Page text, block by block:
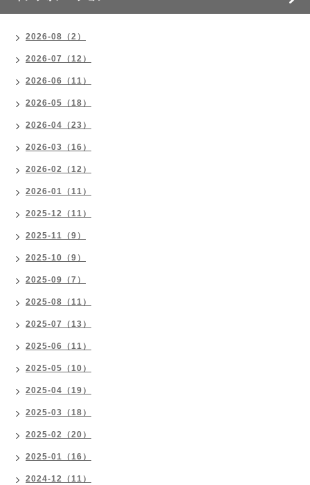
2026-08（2）
2026-07（12）
2026-06（11）
2026-05（18）
2026-04（23）
2026-03（16）
2026-02（12）
2026-01（11）
2025-12（11）
2025-11（9）
2025-10（9）
2025-09（7）
2025-08（11）
2025-07（13）
2025-06（11）
2025-05（10）
2025-04（19）
2025-03（18）
2025-02（20）
2025-01（16）
2024-12（11）